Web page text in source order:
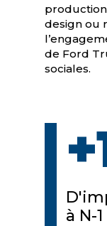
design ou
de Ford
sociales.
à N-1